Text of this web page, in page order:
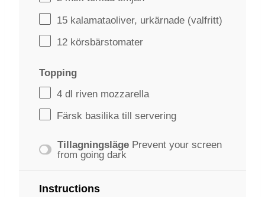
15 kalamataoliver, urkärnade (valfritt)
12 körsbärstomater
Topping
4 dl riven mozzarella
Färsk basilika till servering
Tillagningsläge Prevent your screen
from going dark
Instructions